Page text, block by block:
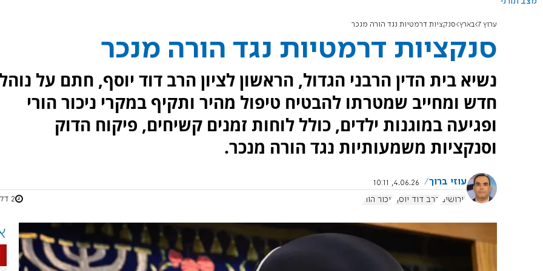
ערוץ 7 בארץ סנקציות דרמטיות נגד הורה מנכר
סנקציות דרמטיות נגד הורה מנכר
נשיא בית הדין הרבני הגדול, הראשון לציון הרב דוד יוסף, חתם על
חדש ומחייב שמטרתו להבטיח טיפול מהיר ותקיף במקרי ניכור הורי
ופגיעה במוגנות ילדים, כולל לוחות זמנים קשיחים, פיקוח הדוק
וסנקציות משמעותיות נגד הורה מנכר.
עוזי ברוך
4.06.26, 10:11
גירושים הרב דוד יוסף ניכור הורי 2 דקות